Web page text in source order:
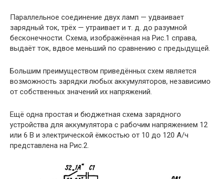
Параллельное соединение двух ламп — удваивает
зарядный ток, трёх — утраивает и т. д. до разумной
бесконечности. Схема, изображённая на Рис.1 справа,
выдаёт ток, вдвое меньший по сравнению с предыдущей.
Большим преимуществом приведённых схем является
возможность зарядки любых аккумуляторов, независимо
от собственных значений их напряжений.
Ещё одна простая и бюджетная схема зарядного
устройства для аккумулятора с рабочим напряжением 12
или 6 В и электрической ёмкостью от 10 до 120 А/ч
представлена на Рис.2.